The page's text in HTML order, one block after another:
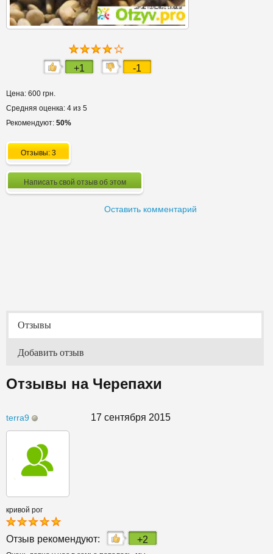
+1 -1
Цена: 600 грн.
Средняя оценка: 4 из 5
Рекомендуют: 50%
Отзывы: 3
Написать свой отзыв об этом
Оставить комментарий
Отзывы
Добавить отзыв
Отзывы на Черепахи
terra9 17 сентября 2015
кривой рог
Отзыв рекомендуют: +2